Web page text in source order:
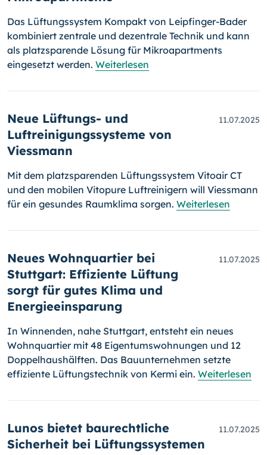
Das Lüftungssystem Kompakt von Leipfinger-Bader
kombiniert zentrale und dezentrale Technik und kann
als platzsparende Lösung für Mikroapartments
eingesetzt werden. Weiterlesen
Neue Lüftungs- und
Luftreinigungssysteme von
Viessmann
11.07.2025
Mit dem platzsparenden Lüftungssystem Vitoair CT
und den mobilen Vitopure Luftreinigern will Viessmann
für ein gesundes Raumklima sorgen. Weiterlesen
Neues Wohnquartier bei
Stuttgart: Effiziente Lüftung
sorgt für gutes Klima und
Energieeinsparung
11.07.2025
In Winnenden, nahe Stuttgart, entsteht ein neues
Wohnquartier mit 48 Eigentumswohnungen und 12
Doppelhaushälften. Das Bauunternehmen setzte
effiziente Lüftungstechnik von Kermi ein. Weiterlesen
Lunos bietet baurechtliche
Sicherheit bei Lüftungssystemen
11.07.2025